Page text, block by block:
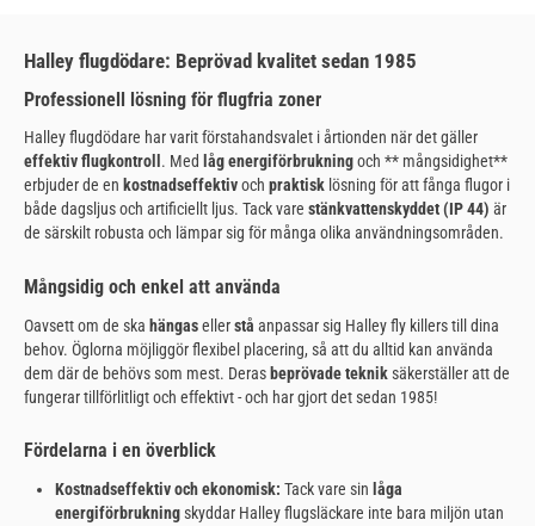
Halley flugdödare: Beprövad kvalitet sedan 1985
Professionell lösning för flugfria zoner
Halley flugdödare har varit förstahandsvalet i årtionden när det gäller
effektiv flugkontroll . Med låg energiförbrukningoch ** mångsidighet**
erbjuder de en kostnadseffektivoch praktisk lösning för att fånga flugor i
både dagsljus och artificiellt ljus. Tack vare stänkvattenskyddet (IP 44) är
de särskilt robusta och lämpar sig för många olika användningsområden.
Mångsidig och enkel att använda
Oavsett om de ska hängasellerstå anpassar sig Halley fly killers till dina
behov. Öglorna möjliggör flexibel placering, så att du alltid kan använda
dem där de behövs som mest. Deras beprövade tekniksäkerställer att de
fungerar tillförlitligt och effektivt - och har gjort det sedan 1985!
Fördelarna i en överblick
Kostnadseffektiv och ekonomisk: Tack vare sin låga
energiförbrukningskyddar Halley flugsläckare inte bara miljön utan